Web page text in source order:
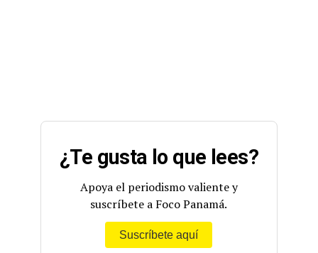
¿Te gusta lo que lees?
Apoya el periodismo valiente y
suscríbete a Foco Panamá.
Suscríbete aquí